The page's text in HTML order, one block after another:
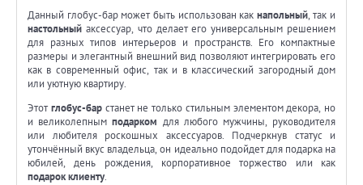
Данный глобус-бар может быть использован как напольный, так и
настольный аксессуар, что делает его универсальным решением
для разных типов интерьеров и пространств. Его компактные
размеры и элегантный внешний вид позволяют интегрировать его
как в современный офис, так и в классический загородный дом
или уютную квартиру.
Этотглобус-барстанет не только стильным элементом декора, но
и великолепнымподарком для любого мужчины, руководителя
или любителя роскошных аксессуаров. Подчеркнув статус и
утончённый вкус владельца, он идеально подойдет для подарка на
юбилей, день рождения, корпоративное торжество или как
подарок клиенту.